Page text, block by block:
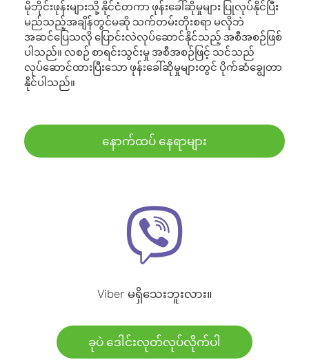
မိုဘိုင်းဖုန်းများသို့ နိုင်ငံတကာ ဖုန်းခေါ်ဆိုမှုများ ပြုလုပ်နိုင်ပြီး
မည်သည့်အချိန်တွင်မဆို သက်တမ်းတိုးစရာ မလိုဘဲ
အဆင်ပြေသလို ပြောင်းလဲလုပ်ဆောင်နိုင်သည့် အစီအစဉ်ဖြစ်
ပါသည်။ လစဉ် စာရင်းသွင်းမှု အစီအစဉ်ဖြင့် သင်သည်
လုပ်ဆောင်ထားပြီးသော ဖုန်းခေါ်ဆိုမှုများတွင် ပိုက်ဆံချွေတာ
နိုင်ပါသည်။
နောက်ထပ် နေရာများ
Viber မရှိသေးဘူးလား။
ခုပဲ ဒေါင်းလုတ်လုပ်လိုက်ပါ